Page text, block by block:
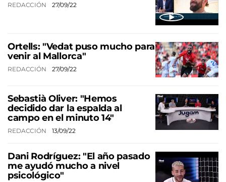
REDACCIÓN 27/09/22
Ortells: "Vedat puso mucho para
venir al Mallorca"
REDACCIÓN 27/09/22
Sebastià Oliver: "Hemos
decidido dar la espalda al
campo en el minuto 14"
REDACCIÓN 13/09/22
Dani Rodríguez: "El año pasado
me ayudó mucho a nivel
psicológico"